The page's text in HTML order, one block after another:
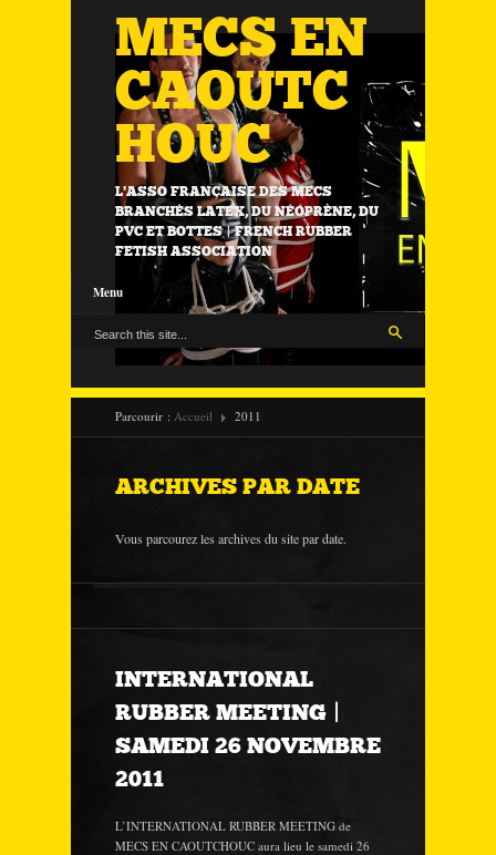
MECS EN
CAOUTC
HOUC
L'ASSO FRANÇAISE DES MECS
BRANCHÉS LATEX, DU NÉOPRÈNE, DU
PVC ET BOTTES | FRENCH RUBBER
FETISH ASSOCIATION
Menu
Parcourir : Accueil 2011
ARCHIVES PAR DATE
Vous parcourez les archives du site par date.
INTERNATIONAL
RUBBER MEETING |
SAMEDI 26 NOVEMBRE
2011
L’INTERNATIONAL RUBBER MEETING de
MECS EN CAOUTCHOUC aura lieu le samedi 26